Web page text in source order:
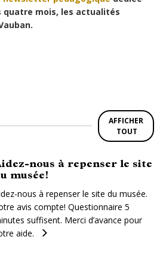
quatre mois, les actualités
AFFICHER
TOUT
nous à repenser le site
musée!
nous à repenser le site du musée.
avis compte! Questionnaire 5
suffisent. Merci d’avance pour
aide.